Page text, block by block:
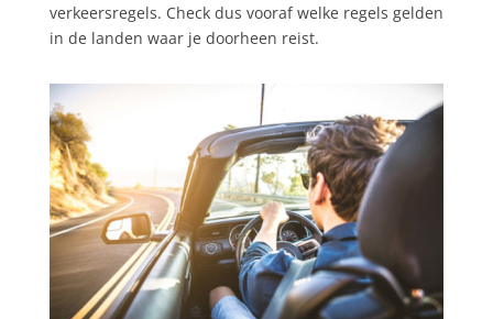
verkeersregels. Check dus vooraf welke regels gelden
in de landen waar je doorheen reist.